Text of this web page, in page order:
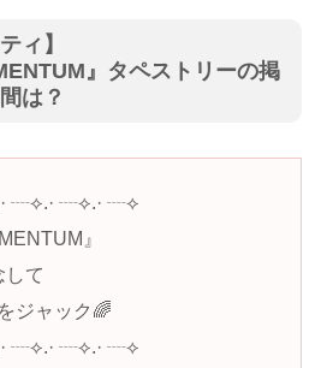
ィ】
』タペストリーの掲
は？
┈⟡.· ┈⟡.· ┈⟡
』
て
ジャック🌈
┈⟡.· ┈⟡.· ┈⟡